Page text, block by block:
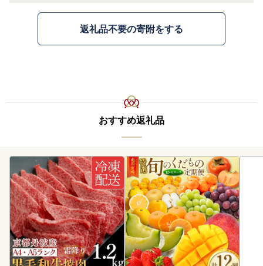
返礼品不要の寄附をする
おすすめ返礼品